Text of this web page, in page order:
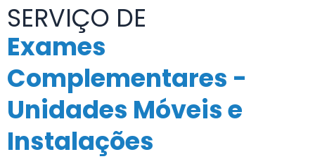
SERVIÇO DE
Exames
Complementares -
Unidades Móveis e
Instalações